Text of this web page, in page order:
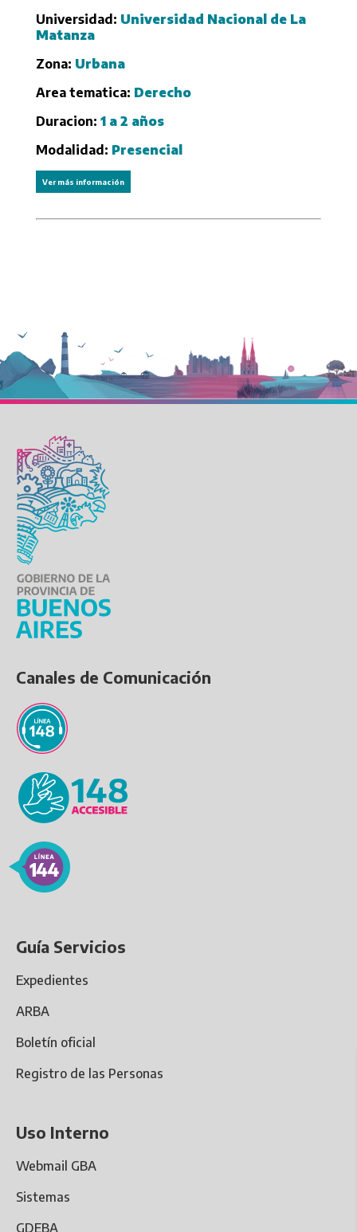
Universidad: Universidad Nacional de La
Matanza
Zona: Urbana
Area tematica: Derecho
Duracion: 1 a 2 años
Modalidad: Presencial
Ver más información
Canales de Comunicación
Guía Servicios
Expedientes
ARBA
Boletín oficial
Registro de las Personas
Uso Interno
Webmail GBA
Sistemas
GDEBA